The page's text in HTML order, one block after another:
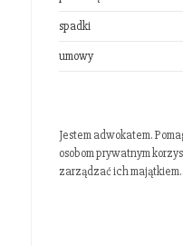
spadki
umowy
Jestem adwokatem.
osobom prywatnym
zarządzać ich majątkiem.